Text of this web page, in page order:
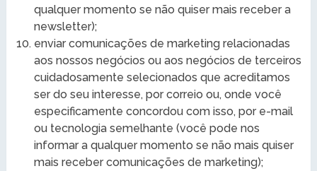
qualquer momento se não quiser mais receber a
newsletter);
enviar comunicações de marketing relacionadas
aos nossos negócios ou aos negócios de terceiros
cuidadosamente selecionados que acreditamos
ser do seu interesse, por correio ou, onde você
especificamente concordou com isso, por e-mail
ou tecnologia semelhante (você pode nos
informar a qualquer momento se não mais quiser
mais receber comunicações de marketing);